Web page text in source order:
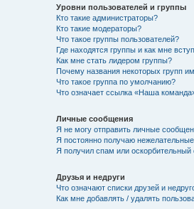
Уровни пользователей и группы
Кто такие администраторы?
Кто такие модераторы?
Что такое группы пользователей?
Где находятся группы и как мне
Как мне стать лидером группы?
Почему названия некоторых групп
Что такое группа по умолчанию?
Что означает ссылка «Наша
Личные сообщения
Я не могу отправить личные
Я постоянно получаю
Я получил спам или оскорбительный
Друзья и недруги
Что означают списки друзей и
Как мне добавлять / удалять